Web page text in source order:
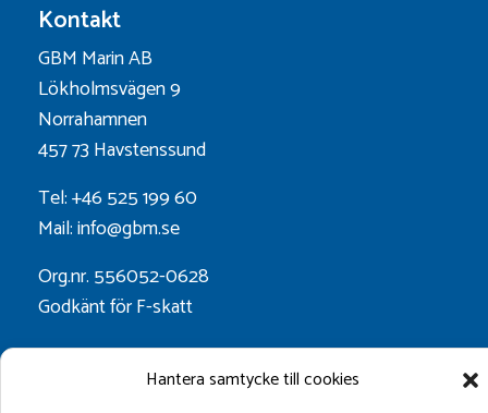
Hantera samtycke till cookies
Kontakt
GBM Marin AB
Lökholmsvägen 9
Norrahamnen
457 73 Havstenssund
Tel: +46 525 199 60
Mail: info@gbm.se
Org.nr. 556052-0628
Godkänt för F-skatt
Följ oss på: